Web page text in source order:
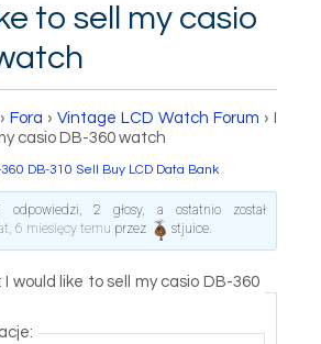
to sell my casio
› Fora › Vintage LCD Watch Forum › I
casio DB-360 watch
360 DB-310 Sell Buy LCD Data Bank
2 głosy, a ostatnio został
6 miesięcy temu przez stjuice.
would like to sell my casio DB-360